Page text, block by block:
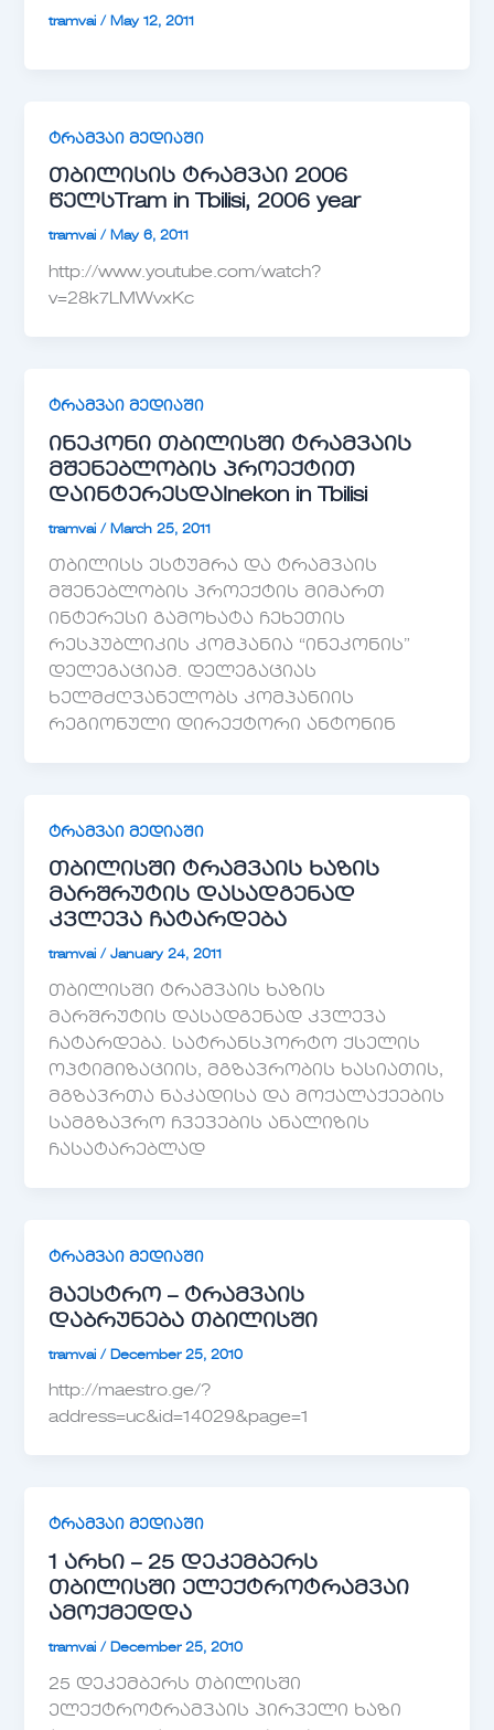
tramvai/ May 12, 2011
ტრამვაი მედიაში
თბილისის ტრამვაი 2006
წელს Tram in Tbilisi, 2006 year
tramvai/May 6, 2011
http://www.youtube.com/watch?
v=28k7LMWvxKc
ტრამვაი მედიაში
ინეკონი თბილისში ტრამვაის
მშენებლობის პროექტით
დაინტერესდა Inekon in Tbilisi
tramvai/ March 25, 2011
თბილისს ესტუმრა და ტრამვაის
მშენებლობის პროექტის მიმართ
ინტერესი გამოხატა ჩეხეთის
რესპუბლიკის კომპანია “ინეკონის”
დელეგაციამ. დელეგაციას
ხელმძღვანელობს კომპანიის
რეგიონული დირექტორი ანტონინ
ტრამვაი მედიაში
თბილისში ტრამვაის ხაზის
მარშრუტის დასადგენად
კვლევა ჩატარდება
tramvai/January 24, 2011
თბილისში ტრამვაის ხაზის
მარშრუტის დასადგენად კვლევა
ჩატარდება. სატრანსპორტო ქსელის
ოპტიმიზაციის, მგზავრობის ხასიათის,
მგზავრთა ნაკადისა და მოქალაქეების
სამგზავრო ჩვევების ანალიზის
ჩასატარებლად
ტრამვაი მედიაში
მაესტრო – ტრამვაის
დაბრუნება თბილისში
tramvai/ December 25, 2010
http://maestro.ge/?
address=uc&id=14029&page=1
ტრამვაი მედიაში
1 არხი – 25 დეკემბერს
თბილისში ელექტროტრამვაი
ამოქმედდა
tramvai/ December 25, 2010
25 დეკემბერს თბილისში
ელექტროტრამვაის პირველი ხაზი